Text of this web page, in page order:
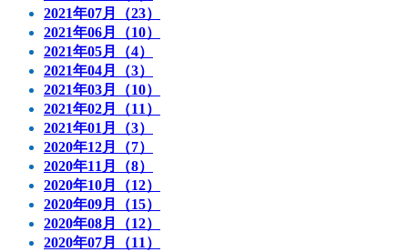
2021年07月（23）
2021年06月（10）
2021年05月（4）
2021年04月（3）
2021年03月（10）
2021年02月（11）
2021年01月（3）
2020年12月（7）
2020年11月（8）
2020年10月（12）
2020年09月（15）
2020年08月（12）
2020年07月（11）